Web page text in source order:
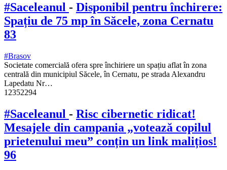
#Saceleanul - Disponibil pentru închirere:
Spațiu de 75 mp în Săcele, zona Cernatu
83
#Brasov
Societate comercială ofera spre închiriere un spațiu aflat în zona
centrală din municipiul Săcele, în Cernatu, pe strada Alexandru
Lapedatu Nr…
12352294
#Saceleanul - Risc cibernetic ridicat!
Mesajele din campania „votează copilul
prietenului meu” conțin un link malițios!
96